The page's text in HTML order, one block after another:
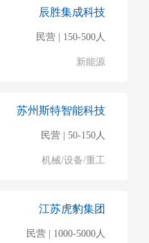
辰胜集成科技
民营 | 150-500人
新能源
苏州斯特智能科技
民营 | 50-150人
机械/设备/重工
江苏虎豹集团
民营 | 1000-5000人